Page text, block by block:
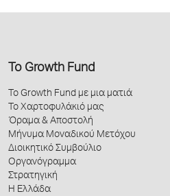
Το Growth Fund
Το Growth Fund με μια ματιά
Το Χαρτοφυλάκιό μας
Όραμα & Αποστολή
Μήνυμα Μοναδικού Μετόχου
Διοικητικό Συμβούλιο
Οργανόγραμμα
Στρατηγική
Η Ελλάδα